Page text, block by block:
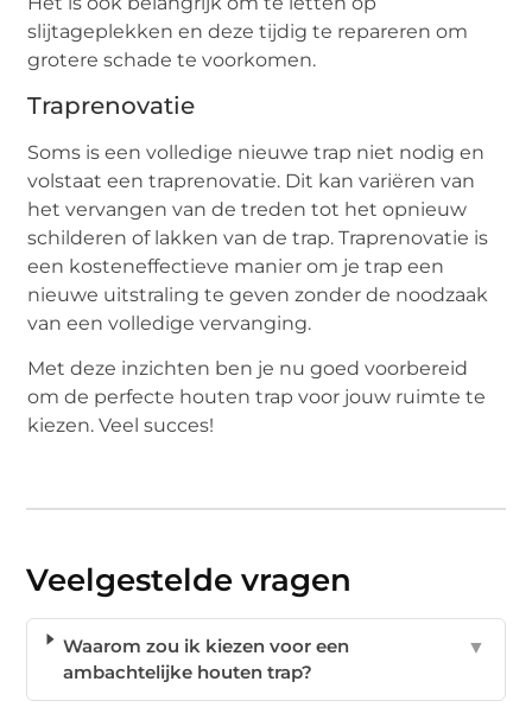
slijtageplekken en deze tijdig te repareren om
grotere schade te voorkomen.
Traprenovatie
Soms is een volledige nieuwe trap niet nodig en
volstaat een traprenovatie. Dit kan variëren van
het vervangen van de treden tot het opnieuw
schilderen of lakken van de trap. Traprenovatie is
een kosteneffectieve manier om je trap een
nieuwe uitstraling te geven zonder de noodzaak
van een volledige vervanging.
Met deze inzichten ben je nu goed voorbereid
om de perfecte houten trap voor jouw ruimte te
kiezen. Veel succes!
Veelgestelde vragen
Waarom zou ik kiezen voor een
ambachtelijke houten trap?
▼